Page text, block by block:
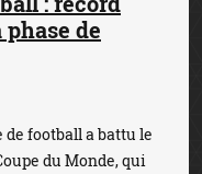
de
de football a battu le
du Monde, qui